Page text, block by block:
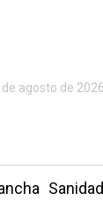
de agosto de 2026
Sanidad